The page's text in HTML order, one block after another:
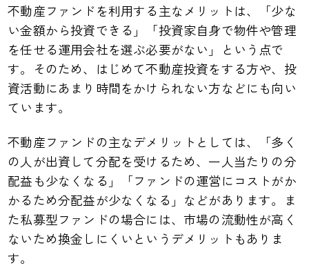
不動産ファンドを利用する主なメリットは、「少な
い金額から投資できる」「投資家自身で物件や管理
を任せる運用会社を選ぶ必要がない」という点で
す。そのため、はじめて不動産投資をする方や、投
資活動にあまり時間をかけられない方などにも向い
ています。
不動産ファンドの主なデメリットとしては、「多く
の人が出資して分配を受けるため、一人当たりの分
配益も少なくなる」「ファンドの運営にコストがか
かるため分配益が少なくなる」などがあります。ま
た私募型ファンドの場合には、市場の流動性が高く
ないため換金しにくいというデメリットもありま
す。